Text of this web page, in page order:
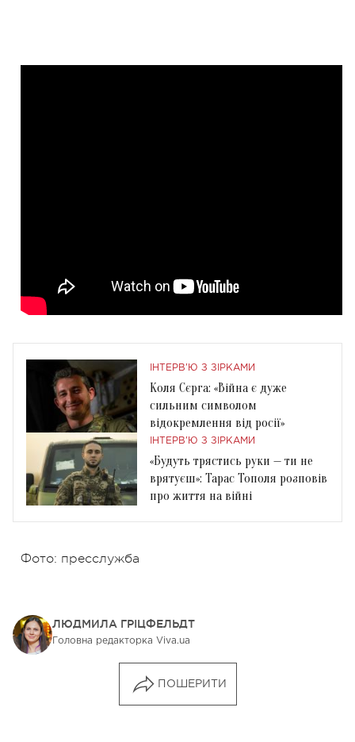
ІНТЕРВ'Ю З ЗІРКАМИ
Коля Сєрга: «Війна є дуже
сильним символом
відокремлення від росії»
ІНТЕРВ'Ю З ЗІРКАМИ
«Будуть трястись руки — ти не
врятуєш»: Тарас Тополя розповів
про життя на війні
Фото: пресслужба
ЛЮДМИЛА ГРІЦФЕЛЬДТ
Головна редакторка Viva.ua
ПОШЕРИТИ